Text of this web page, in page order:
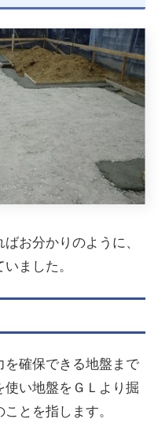
お分かりのように、
ました。
確保できる地盤まで
い地盤をＧＬより掘
とを指します。